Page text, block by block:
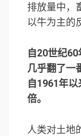
排放量中，
以牛为主的
自20世纪
几乎翻了一
自1961年
倍。
人类对土